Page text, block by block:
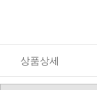
상품상세